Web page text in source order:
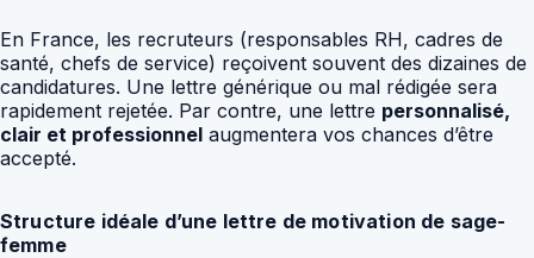
En France, les recruteurs (responsables RH, cadres de
santé, chefs de service) reçoivent souvent des dizaines de
candidatures. Une lettre générique ou mal rédigée sera
rapidement rejetée. Par contre, une lettre personnalisé,
clair et professionnel augmentera vos chances d’être
accepté.
Structure idéale d’une lettre de motivation de sage-
femme